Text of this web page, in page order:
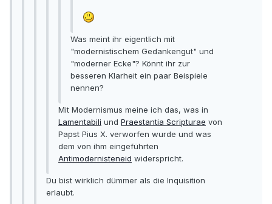
Was meint ihr eigentlich mit
"modernistischem Gedankengut" und
"moderner Ecke"? Könnt ihr zur
besseren Klarheit ein paar Beispiele
nennen?
Mit Modernismus meine ich das, was in
Lamentabili und Praestantia Scripturae von
Papst Pius X. verworfen wurde und was
dem von ihm eingeführten
Antimodernisteneid widerspricht.
Du bist wirklich dümmer als die Inquisition
erlaubt.